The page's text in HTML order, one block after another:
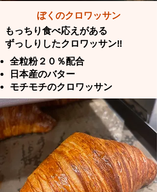
​ぼくのクロワッサン
もっちり食べ応えがある
ずっしりしたクロワッサン‼
全粒粉２０％配合
日本産のバター
​モチモチのクロワッサン